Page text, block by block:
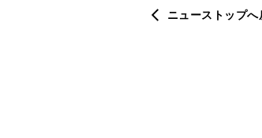
ニューストップへ